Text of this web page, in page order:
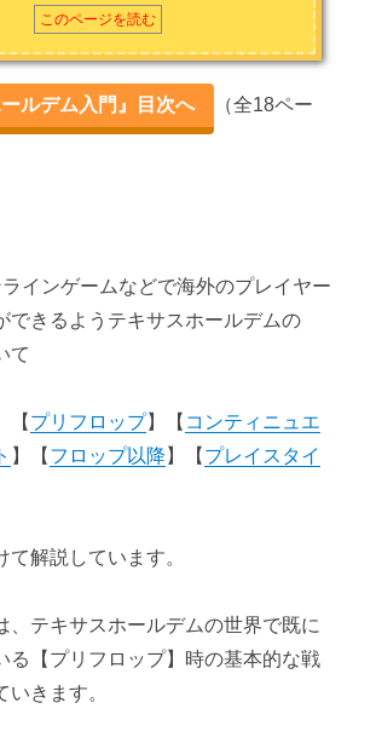
ムのルール③ 【ポジション】
ムの役（ハンド）一覧
3つのベットルールとゲーム形式
ムの確率 【スターティングハンド】
ールデムの戦略
ムの戦略① 【ポジションの重要性】
ムの戦略② 【プリフロップ時の判断】
ムの戦略④ 【フロップ以降の５の戦術】
ムの戦略⑤ 【プレイスタイル】
このページを読む
ールデム入門』目次へ （全18ペー
インゲームなどで海外のプレイヤー
できるようテキサスホールデムの
て
【 プリフロップ】【 コンティニュエ
】【 フロップ以降 】【 プレイスタイ
て解説しています。
、テキサスホールデムの世界で既に
る【プリフロップ】時の基本的な戦
いきます。